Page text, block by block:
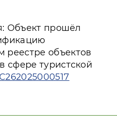
Объект прошёл
реестре объектов
сфере туристской
С262025000517